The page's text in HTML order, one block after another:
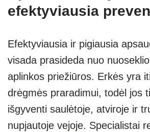
efektyviausia
Efektyviausia ir pigiausia
visada prasideda nuo
aplinkos priežiūros. Erkės yra
drėgmės praradimui, todėl jos
išgyventi saulėtoje, atviroje ir
nupjautoje vejoje. Specialistai